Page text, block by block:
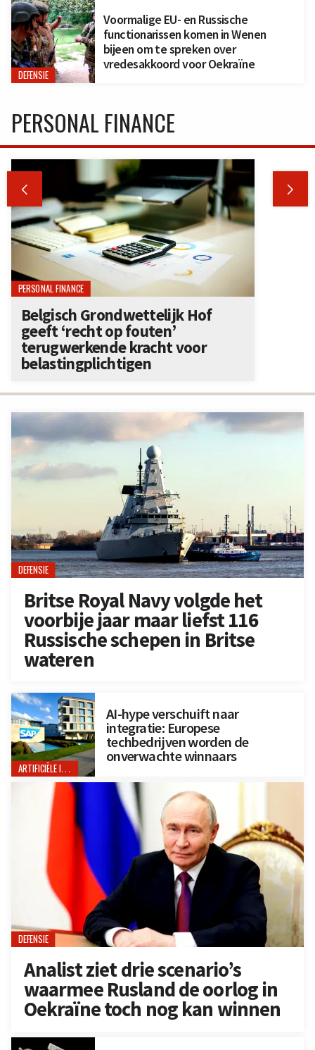
DEFENSIE
Voormalige EU- en Russische
functionarissen komen in Wenen
bijeen om te spreken over
vredesakkoord voor Oekraïne
DEFENSIE
Britse Royal Navy volgde het
voorbije jaar maar liefst 116
Russische schepen in Britse
wateren
ARTIFICIËLE INTELLIGENTIE
AI-hype verschuift naar
integratie: Europese
techbedrijven worden de
onverwachte winnaars
DEFENSIE
Analist ziet drie scenario’s
waarmee Rusland de oorlog in
Oekraïne toch nog kan winnen
PERSONAL FINANCE
 
PERSONAL FINANCE
Belgisch Grondwettelijk Hof
geeft ‘recht op fouten’
terugwerkende kracht voor
belastingplichtigen